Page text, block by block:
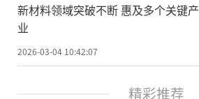
新材料领域突破不断 惠及多个关键产
业
2026-03-04 10:42:07
精彩推荐